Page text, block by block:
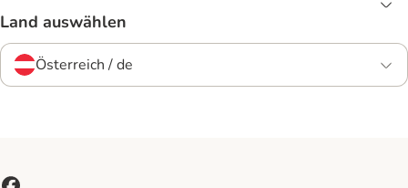
Land auswählen
Österreich / de